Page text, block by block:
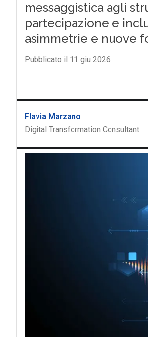
messaggistica agli
partecipazione e
asimmetrie e nuove
Pubblicato il 11 giu 2026
Flavia Marzano
Digital Transformation Consultant